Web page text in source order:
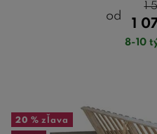
od
1
1
8-10
20 % zľava